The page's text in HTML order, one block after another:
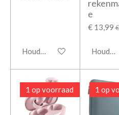
Houd mij op de hoogte
e
€ 13,99
Houd
1 op voorraad 1 op